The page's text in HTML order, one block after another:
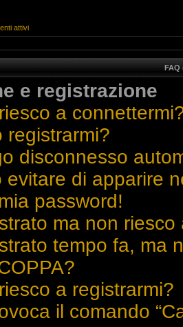
attivi
FAQ
e registrazione
a
registrarmi?
disconnesso
evitare di apparire
password!
ma non riesco
tempo fa, ma
a registrarmi?
il comando